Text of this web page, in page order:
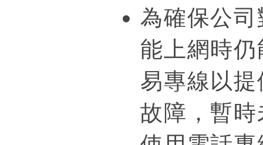
為確保公
能上網時
易專線以
故障，暫